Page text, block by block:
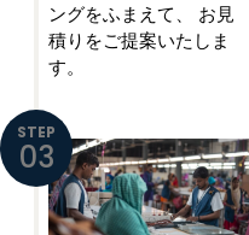
ングをふまえて、
お見
積りをご提案いたしま
す。
STEP
03